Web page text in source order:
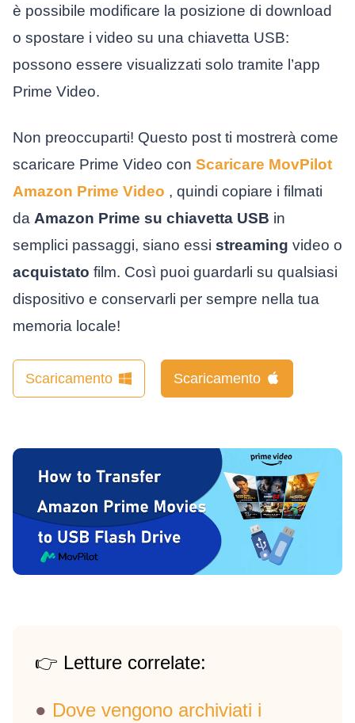
è possibile modificare la posizione di download
o spostare i video su una chiavetta USB:
possono essere visualizzati solo tramite l’app
Prime Video.
Non preoccuparti! Questo post ti mostrerà come
scaricare Prime Video con Scaricare MovPilot
Amazon Prime Video , quindi copiare i filmati
da Amazon Prime su chiavetta USB in
semplici passaggi, siano essi streaming video o
acquistato film. Così puoi guardarli su qualsiasi
dispositivo e conservarli per sempre nella tua
memoria locale!
Scaricamento Scaricamento
👉 Letture correlate:
● Dove vengono archiviati i